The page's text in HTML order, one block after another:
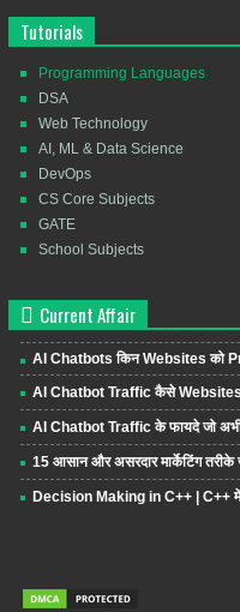
Tutorials
Programming Languages
DSA
Web Technology
AI, ML & Data Science
DevOps
CS Core Subjects
GATE
School Subjects
Current Affair
AI Chatbots किन Websites को
AI Chatbot Traffic कैसे
AI Chatbot Traffic के फायदे जो
15 आसान और असरदार मार्केटिंग
Decision Making in C++ | C++ में